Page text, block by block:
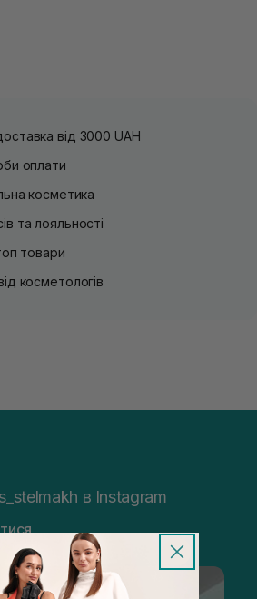
від 3000 UAH
оплати
косметика
та лояльності
товари
косметологів
в Instagram